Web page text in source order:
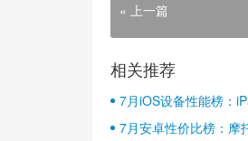
« 上一篇
相关推荐
7月iOS设备性能榜：
7月安卓性价比榜：摩